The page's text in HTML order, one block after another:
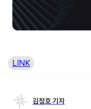
LINK
김정호 기자